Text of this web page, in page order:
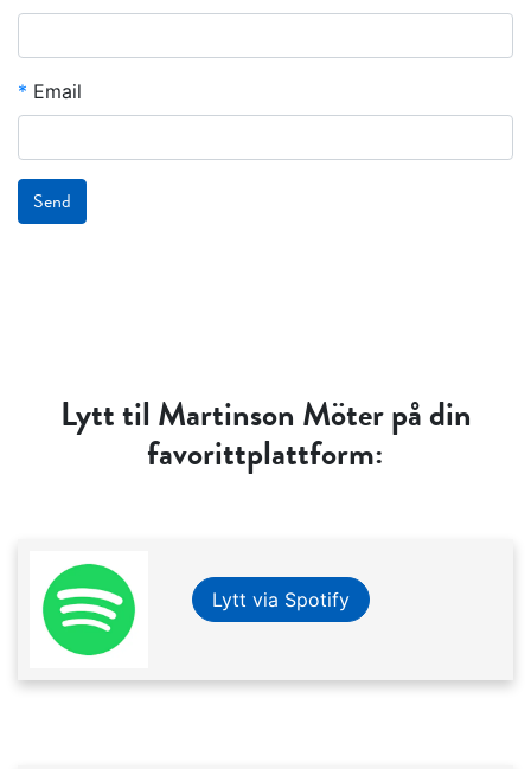
* Email
Send
Lytt til Martinson Möter på din
favorittplattform:
Lytt via Spotify